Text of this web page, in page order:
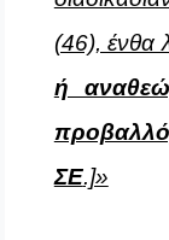
(46), ένθα
ή
ΣΕ.]»